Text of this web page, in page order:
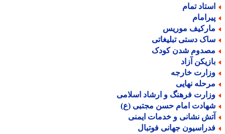
تمام
موریس
دستی تبلیغاتی
شدن کودک
آزاد
خارجه
نهایی
فرهنگ و ارشاد اسلامی
امام حسن مجتبی (ع)
نشانی و خدمات ایمنی
جهانی فوتبال